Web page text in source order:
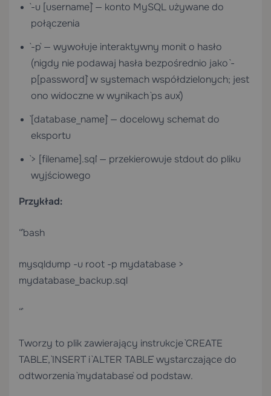
`-u [username]` — konto MySQL używane do
połączenia
`-p` — wywołuje interaktywny monit o hasło
(nigdy nie podawaj hasła bezpośrednio jako `-
p[password]` w systemach współdzielonych; jest
ono widoczne w wynikach `ps aux`)
`[database_name]` — docelowy schemat do
eksportu
`> [filename].sql` — przekierowuje stdout do pliku
wyjściowego
Przykład:
“`bash
mysqldump -u root -p mydatabase >
mydatabase_backup.sql
“`
Tworzy to plik zawierający instrukcje `CREATE
TABLE`, `INSERT` i `ALTER TABLE` wystarczające do
odtworzenia `mydatabase` od podstaw.